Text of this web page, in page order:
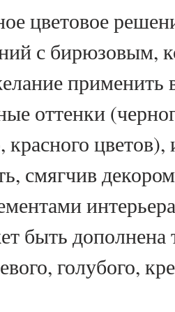
цветовое
с бирюзовым,
применить
оттенки
красного
смягчив
быть дополнена
голубого,